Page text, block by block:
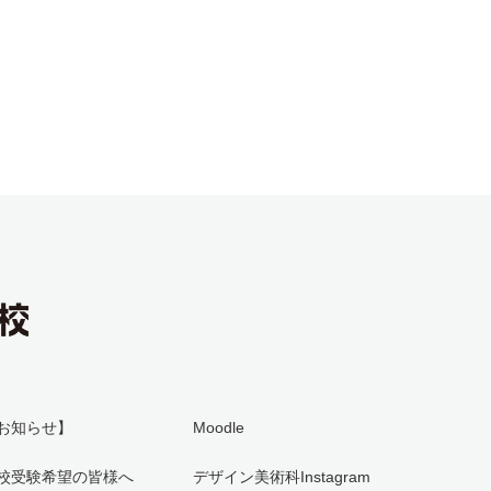
知らせ】
受験希望の皆様へ
Moodle
デザイン美術科Instagram